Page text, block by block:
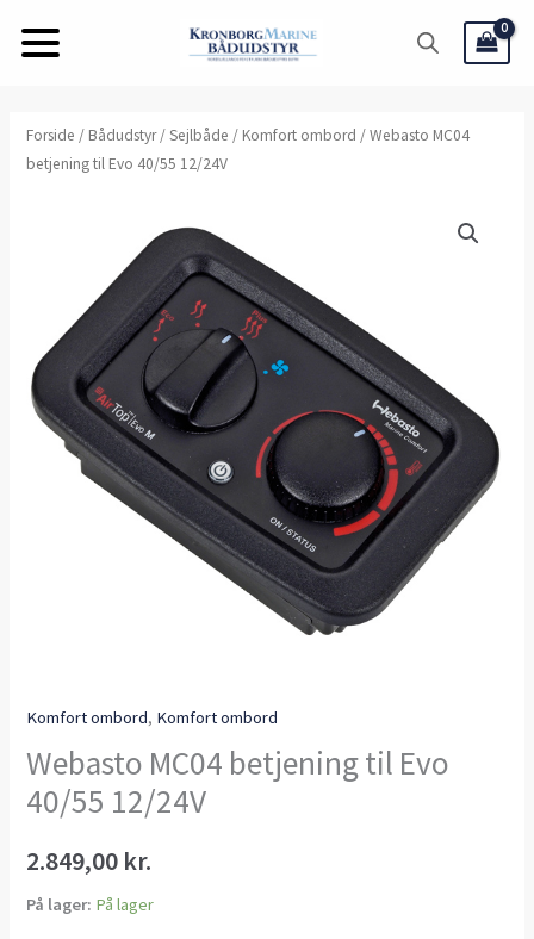
Forside / Bådudstyr/Sejlbåde / Komfort ombord / Webasto MC04
betjening til Evo 40/55 12/24V
Komfort ombord, Komfort ombord
Webasto MC04 betjening til Evo
40/55 12/24V
2.849,00 kr.
På lager: På lager
Webasto
MC04
12/24V
antal